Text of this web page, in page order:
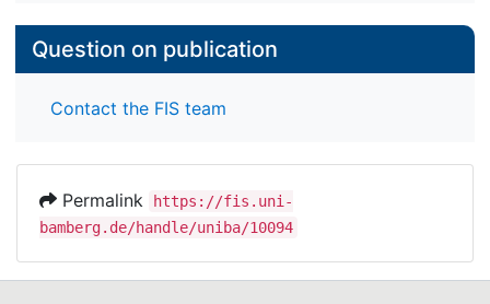
Question on publication
Contact the FIS team
Permalink
https://fis.uni-
bamberg.de/handle/uniba/10094